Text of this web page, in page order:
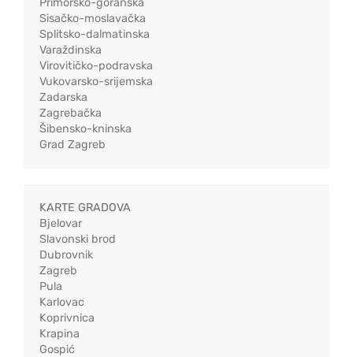
Primorsko-goranska
Sisačko-moslavačka
Splitsko-dalmatinska
Varaždinska
Virovitičko-podravska
Vukovarsko-srijemska
Zadarska
Zagrebačka
Šibensko-kninska
Grad Zagreb
KARTE GRADOVA
Bjelovar
Slavonski brod
Dubrovnik
Zagreb
Pula
Karlovac
Koprivnica
Krapina
Gospić